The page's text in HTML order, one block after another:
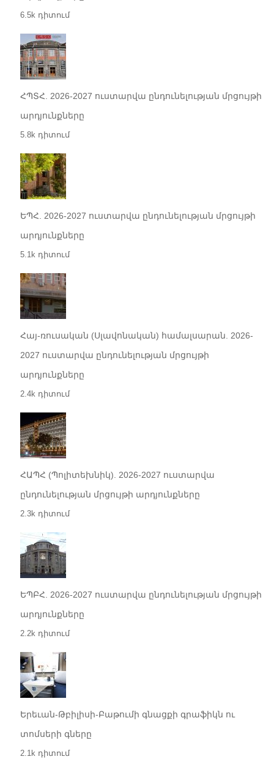
6.5k դիտում
ՀՊՏՀ. 2026-2027 ուստարվա ընդունելության մրցույթի
արդյունքները
5.8k դիտում
ԵՊՀ. 2026-2027 ուստարվա ընդունելության մրցույթի
արդյունքները
5.1k դիտում
Հայ-ռուսական (Սլավոնական) համալսարան. 2026-
2027 ուստարվա ընդունելության մրցույթի
արդյունքները
2.4k դիտում
ՀԱՊՀ (Պոլիտեխնիկ). 2026-2027 ուստարվա
ընդունելության մրցույթի արդյունքները
2.3k դիտում
ԵՊԲՀ. 2026-2027 ուստարվա ընդունելության մրցույթի
արդյունքները
2.2k դիտում
Երեւան-Թբիլիսի-Բաթումի գնացքի գրաֆիկն ու
տոմսերի գները
2.1k դիտում